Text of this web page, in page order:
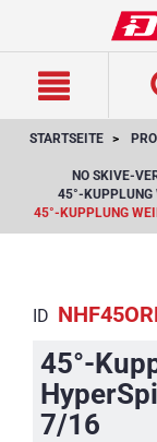
STARTSEITE
NO SKIVE-
45°-KUPPLUNG
45°-KUPPLUNG
ID
45°-
7/16